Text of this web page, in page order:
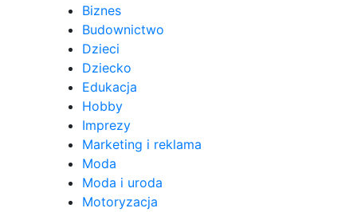
Biznes
Budownictwo
Dzieci
Dziecko
Edukacja
Hobby
Imprezy
Marketing i reklama
Moda
Moda i uroda
Motoryzacja